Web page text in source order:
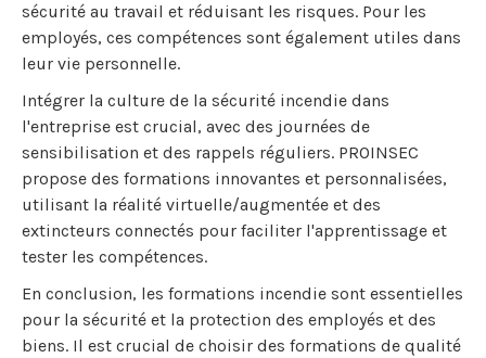
sécurité au travail et réduisant les risques. Pour les
employés, ces compétences sont également utiles dans
leur vie personnelle.
Intégrer la culture de la sécurité incendie dans
l'entreprise est crucial, avec des journées de
sensibilisation et des rappels réguliers. PROINSEC
propose des formations innovantes et personnalisées,
utilisant la réalité virtuelle/augmentée et des
extincteurs connectés pour faciliter l'apprentissage et
tester les compétences.
En conclusion, les formations incendie sont essentielles
pour la sécurité et la protection des employés et des
biens. Il est crucial de choisir des formations de qualité